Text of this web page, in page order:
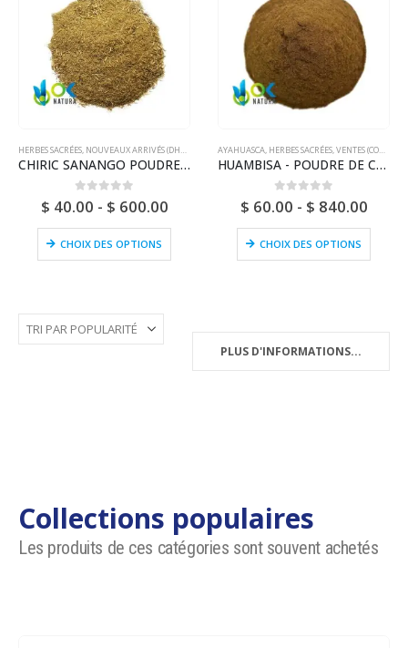
HERBES SACRÉES, NOUVEAUX ARRIVÉS (DHL OU FEDEX)
CHIRIC SANANGO POUDRE / 200gr à 1kg - (Brunfelsia Grandiflora) 100% Pure Naturelle et Bio BARK
0sur 5
$ 40.00 - $ 600.00
CHOIX DES OPTIONS
AYAHUASCA, HERBES SACRÉES,VENTES (COURRIER NATIONAL)
HUAMBISA - POUDRE DE CHAGROPANGA / 200gr à 1kg - (Diplopterys Cabrerana) 100% Pure Naturelle et Biologique
0sur 5
$ 60.00 - $ 840.00
CHOIX DES OPTIONS
PLUS D'INFORMATIONS...
Collections populaires
Les produits de ces catégories sont souvent achetés